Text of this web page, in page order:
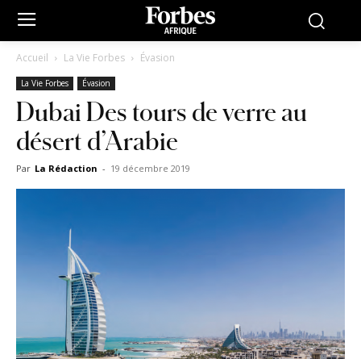
Accueil La Vie Forbes Évasion
La Vie Forbes Évasion
Dubai Des tours de verre au
désert d’Arabie
Par La Rédaction - 19 décembre 2019